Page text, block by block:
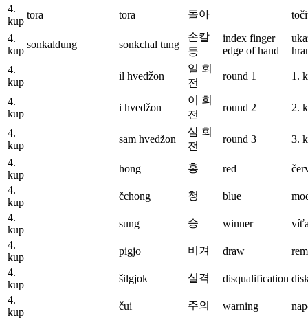
4.
kup
tora tora 돌아
4.
kup
sonkaldung sonkchal tung
손칼
등
index finger
edge of hand
4.
kup
il hvedžon
일 회
전
round 1 1.
4.
kup
i hvedžon
이 회
전
round 2 2.
4.
kup
sam hvedžon
삼 회
전
round 3
3.
4.
kup
hong 홍 red
4.
kup
čchong 청 blue
4.
kup
sung 승 winner
4.
kup
pigjo 비겨 draw
4.
kup
šilgjok 실격 disqualification
4.
kup
čui 주의 warning